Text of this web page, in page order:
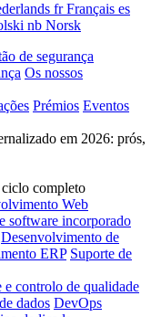
frFrançais es
nb Norsk
de segurança
Os nossos
Prémios Eventos
em 2026: prós,
completo
Web
software incorporado
Desenvolvimento de
ERP Suporte de
e controlo de qualidade
dados DevOps